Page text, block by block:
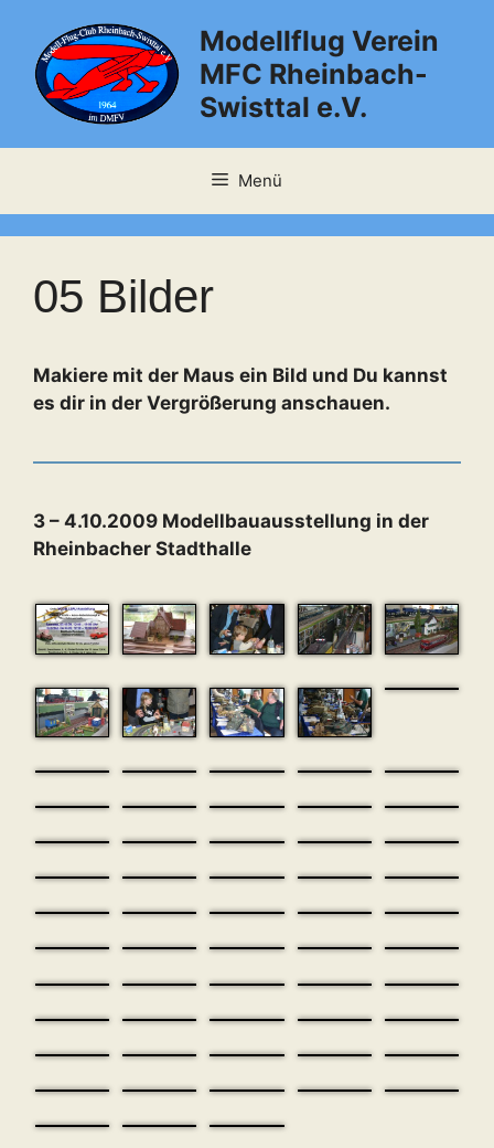
springen
Modellflug Verein
MFC Rheinbach-
Swisttal e.V.
Menü
05 Bilder
Makiere mit der Maus ein Bild und Du kannst
es dir in der Vergrößerung anschauen.
3 – 4.10.2009 Modellbauausstellung in der
Rheinbacher Stadthalle